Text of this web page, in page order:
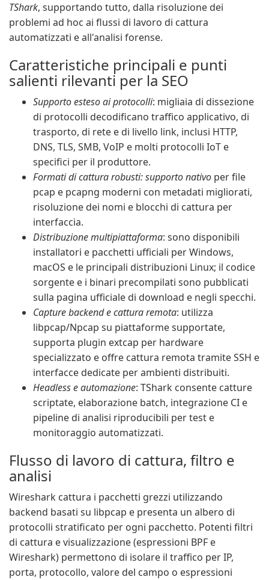
TShark, supportando tutto, dalla risoluzione dei
problemi ad hoc ai flussi di lavoro di cattura
automatizzati e all'analisi forense.
Caratteristiche principali e punti
salienti rilevanti per la SEO
Supporto esteso ai protocolli: migliaia di dissezione
di protocolli decodificano traffico applicativo, di
trasporto, di rete e di livello link, inclusi HTTP,
DNS, TLS, SMB, VoIP e molti protocolli IoT e
specifici per il produttore.
Formati di cattura robusti: supporto nativo per file
pcap e pcapng moderni con metadati migliorati,
risoluzione dei nomi e blocchi di cattura per
interfaccia.
Distribuzione multipiattaforma: sono disponibili
installatori e pacchetti ufficiali per Windows,
macOS e le principali distribuzioni Linux; il codice
sorgente e i binari precompilati sono pubblicati
sulla pagina ufficiale di download e negli specchi.
Capture backend e cattura remota: utilizza
libpcap/Npcap su piattaforme supportate,
supporta plugin extcap per hardware
specializzato e offre cattura remota tramite SSH e
interfacce dedicate per ambienti distribuiti.
Headless e automazione: TShark consente catture
scriptate, elaborazione batch, integrazione CI e
pipeline di analisi riproducibili per test e
monitoraggio automatizzati.
Flusso di lavoro di cattura, filtro e
analisi
Wireshark cattura i pacchetti grezzi utilizzando
backend basati su libpcap e presenta un albero di
protocolli stratificato per ogni pacchetto. Potenti filtri
di cattura e visualizzazione (espressioni BPF e
Wireshark) permettono di isolare il traffico per IP,
porta, protocollo, valore del campo o espressioni